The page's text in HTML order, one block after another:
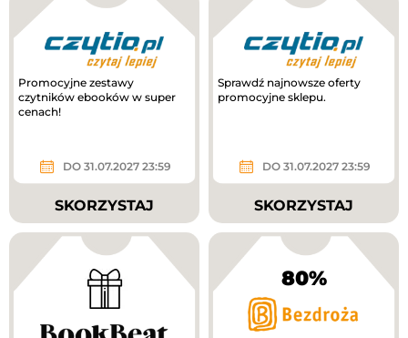
Promocyjne zestawy
czytników ebooków w super
cenach!
DO 31.07.2027 23:59
SKORZYSTAJ
Sprawdź najnowsze oferty
promocyjne sklepu.
DO 31.07.2027 23:59
SKORZYSTAJ
80%